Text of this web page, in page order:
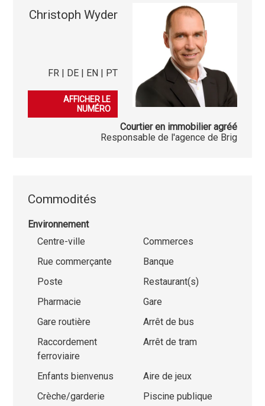
Christoph Wyder
FR | DE | EN | PT
079 905 52 53
AFFICHER LE
NUMÉRO
Courtier en immobilier agréé
Responsable de l'agence de Brig
Commodités
Environnement
Centre-ville
Commerces
Rue commerçante
Banque
Poste
Restaurant(s)
Pharmacie
Gare
Gare routière
Arrêt de bus
Raccordement
ferroviaire
Arrêt de tram
Enfants bienvenus
Aire de jeux
Crèche/garderie
Piscine publique